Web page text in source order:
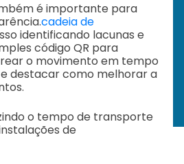
é importante para
cadeia de
identificando lacunas e
código QR para
o movimento em tempo
destacar como melhorar a
o tempo de transporte
de